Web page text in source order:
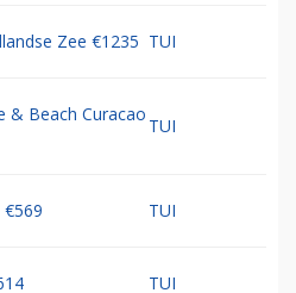
Zee €1235 TUI
& Beach Curacao
TUI
TUI
TUI